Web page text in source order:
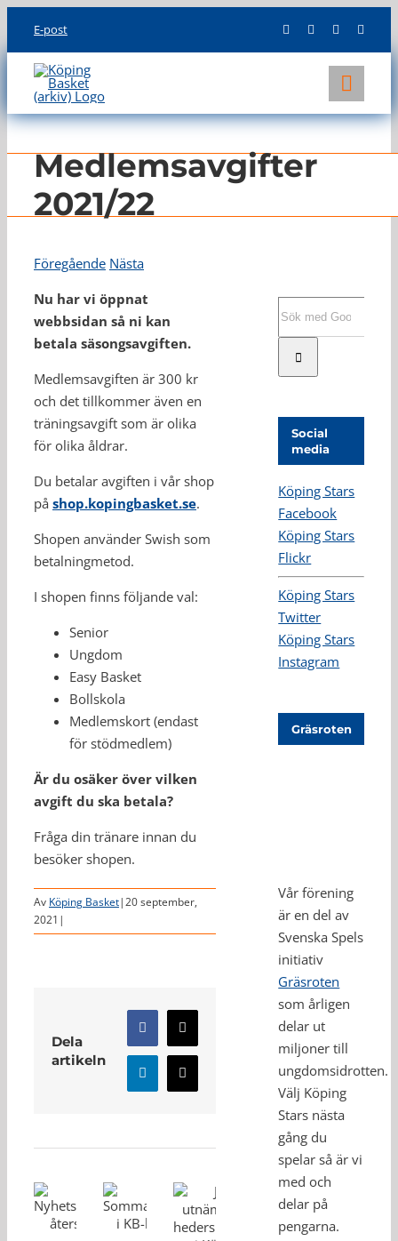
content
E-post
KLUBBEN
LAG
INFO
Medlemsavgifter
2021/22
Föregående Nästa
Nu har vi öppnat
webbsidan så ni kan
betala säsongsavgiften.
Medlemsavgiften är 300 kr
och det tillkommer även en
träningsavgift som är olika
för olika åldrar.
Du betalar avgiften i vår shop
på shop.kopingbasket.se.
Shopen använder Swish som
betalningmetod.
I shopen finns följande val:
Senior
Ungdom
Easy Basket
Bollskola
Medlemskort (endast
för stödmedlem)
Är du osäker över vilken
avgift du ska betala?
Fråga din tränare innan du
besöker shopen.
Av Köping Basket|20 september,
2021 |
Dela
artikeln
Facebook
X
LinkedInE-
post
Social
media
Köping Stars
Facebook
Köping Stars
Flickr
Köping Stars
Twitter
Köping Stars
Instagram
Gräsroten
Vår förening
är en del av
Svenska Spels
initiativ
Gräsroten
som årligen
delar ut
miljoner till
ungdomsidrotten.
Välj Köping
Stars nästa
gång du
spelar så är vi
med och
delar på
pengarna.